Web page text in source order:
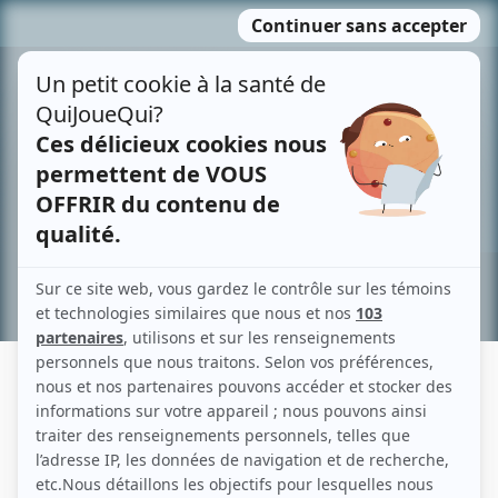
MENU
contenu
Recherche avancée »
DANIEL MARCOUX
Liens
Fiche de Daniel Marcoux sur Showbizz.net